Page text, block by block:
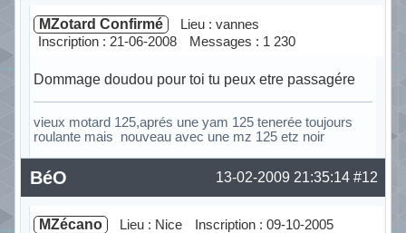
MZotard Confirmé
Lieu : vannes
Inscription : 21-06-2008
Messages : 1 230
Dommage doudou pour toi tu peux etre passagére
vieux motard 125,aprés une yam 125 tenerée toujours
roulante mais nouveau avec une mz 125 etz noir
Hors ligne #12
13-02-2009 21:35:14
BéO
MZécano Lieu : Nice
Inscription : 09-10-2005